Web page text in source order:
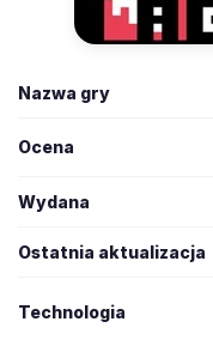
Nazwa gry
Ocena
Wydana
Ostatnia aktualizacja
Technologia